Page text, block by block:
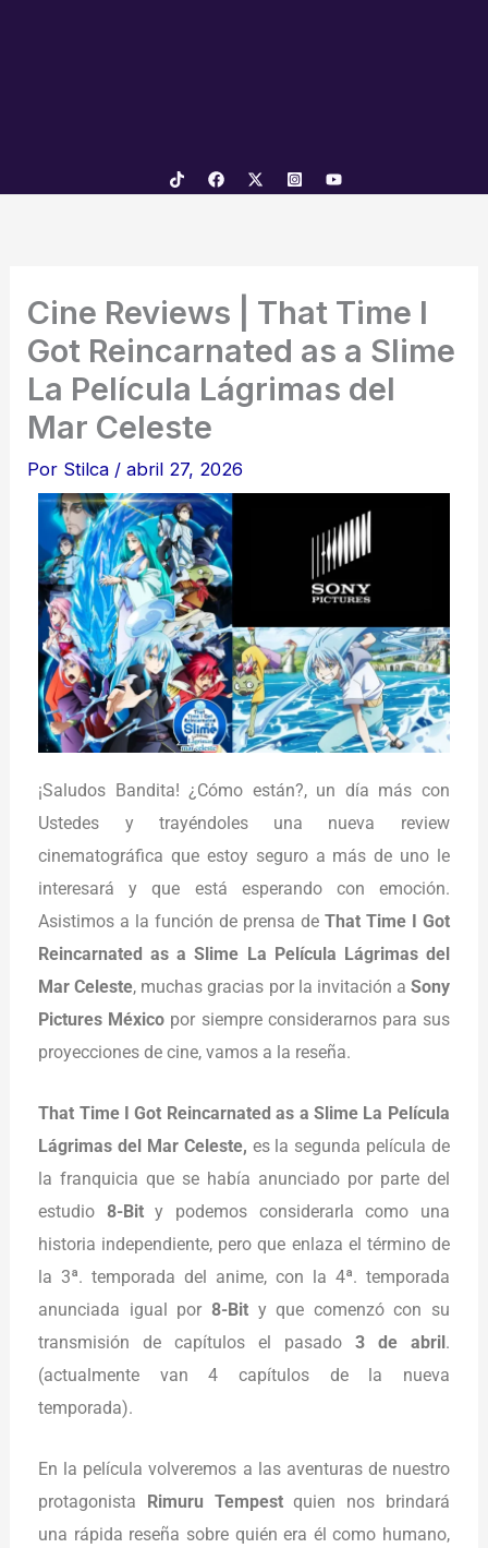
Cine Reviews | That Time I
Got Reincarnated as a Slime
La Película Lágrimas del
Mar Celeste
Por Stilca /abril 27, 2026
¡Saludos Bandita! ¿Cómo están?, un día más con
Ustedes y trayéndoles una nueva review
cinematográfica que estoy seguro a más de uno le
interesará y que está esperando con emoción.
Asistimos a la función de prensa de That Time I Got
Reincarnated as a Slime La Película Lágrimas del
Mar Celeste, muchas gracias por la invitación a Sony
Pictures México por siempre considerarnos para sus
proyecciones de cine, vamos a la reseña.
That Time I Got Reincarnated as a Slime La Película
Lágrimas del Mar Celeste, es la segunda película de
la franquicia que se había anunciado por parte del
estudio 8-Bity podemos considerarla como una
historia independiente, pero que enlaza el término de
la 3ª. temporada del anime, con la 4ª. temporada
anunciada igual por 8-Bity que comenzó con su
transmisión de capítulos el pasado 3 de abril .
(actualmente van 4 capítulos de la nueva
temporada).
En la película volveremos a las aventuras de nuestro
protagonista
Rimuru Tempestquien nos brindará
una rápida reseña sobre quién era él como humano,